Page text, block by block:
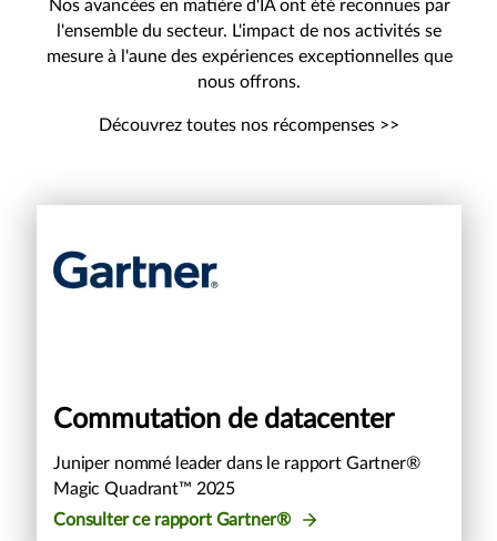
Nos avancées en matière d'IA ont été reconnues par
l'ensemble du secteur. L'impact de nos activités se
mesure à l'aune des expériences exceptionnelles que
nous offrons.
Découvrez toutes nos récompenses >>
Commutation de datacenter
Juniper nommé leader dans le rapport Gartner®
Magic Quadrant™ 2025
Consulter ce rapport Gartner®